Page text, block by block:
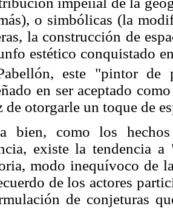
o simbólicas (la
la construcción de
estético conquistado
este "pintor de
en ser aceptado
de otorgarle un toque de
bien, como los
existe la tendencia
modo inequívoco de
de los actores
de conjeturas